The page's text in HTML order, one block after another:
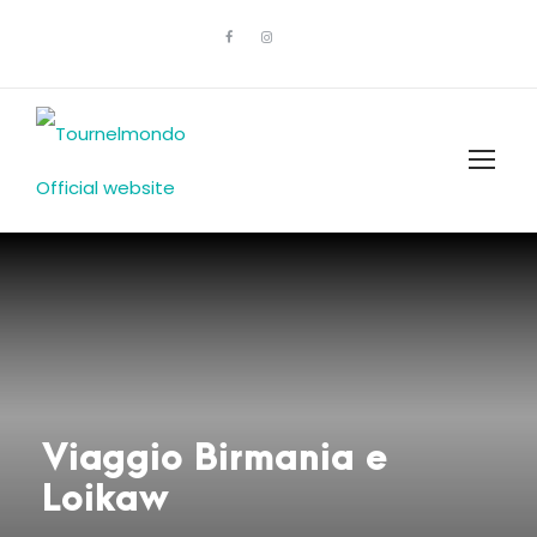
Viaggio Birmania e
Loikaw